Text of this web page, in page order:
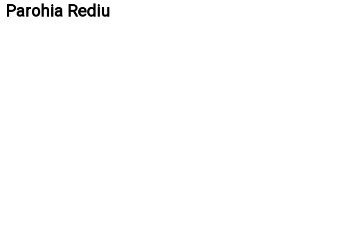
Parohia Rediu